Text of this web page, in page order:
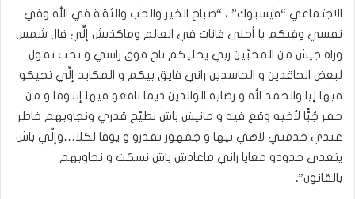
الاجتماعي “فيسبوك” ، “صباح الخير والحب والثقة في الله وفي
نفسي وفيكم يا أحلى فانات في العالم وماكذبش إلِّي قال شمس
وراه جيش من المحبِّين ربي يخليكم تاج فوق راسي و نحب نقول
لبعض الحاقدين و الحاسدين راني فايق بيكم و المكايد إلِّي تحيكو
فيها لٍيا والحمد لله و رضاية الوالدين ديما تاقعو فيها إنتوما و من
حفر جُبًّا لأخيه وقع فيه و مانيش باش نطيّح قدري ونجاوبهم خاطر
عندي خدمتي لاهي بيها و جمهور نقدرو و يوفا لكلا…وإلِّي باش
يتعدى حدودو معايا راني ماعادش باش نسكت و نجاوبهم
بالقانون”.